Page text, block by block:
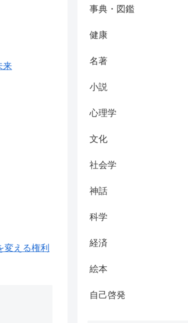
来
変える権利
事典・図鑑
健康
名著
小説
心理学
文化
社会学
神話
科学
経済
絵本
自己啓発